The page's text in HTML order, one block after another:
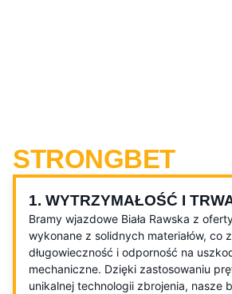
STRONGBET
1. WYTRZYMAŁOŚĆ I
Bramy wjazdowe Biała Rawska z
wykonane z solidnych materiałów, co
długowieczność i odporność na
mechaniczne. Dzięki zastosowaniu
unikalnej technologii zbrojenia, nasze